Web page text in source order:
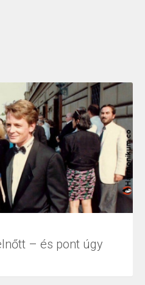
– és pont úgy